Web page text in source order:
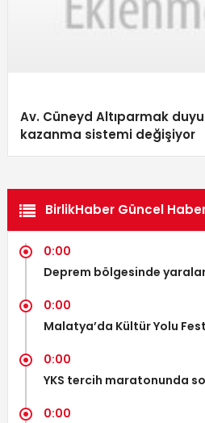
Av. Cüneyd Altıparmak
kazanma sistemi değişiyor
BirlikHaber Güncel Haber
0:00
Deprem bölgesinde yaralar
0:00
Malatya’da Kültür Yolu
0:00
YKS tercih maratonunda
0:00